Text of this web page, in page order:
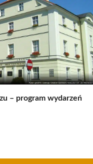
– program wydarzeń